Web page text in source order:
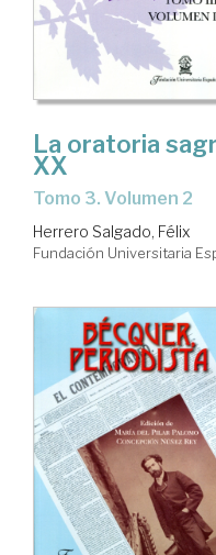
La oratoria
XX
Tomo 3. Volumen 2
Herrero Salgado, Félix
Fundación Universitaria